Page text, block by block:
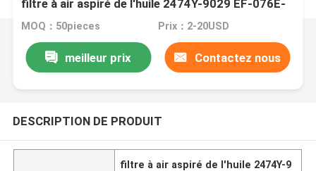
filtre à air aspiré de l'huile 2474Y-9029 EF-076E-
100
MOQ：50pieces Prix：2-20USD
meilleur prix Contactez nous
DESCRIPTION DE PRODUIT
filtre à air aspiré de l'huile 2474Y-9